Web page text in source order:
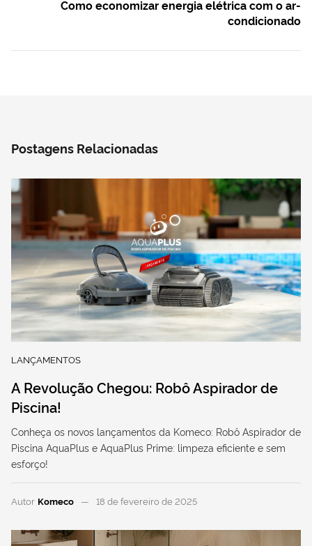
Como economizar energia elétrica com o ar-
condicionado
Postagens Relacionadas
LANÇAMENTOS
A Revolução Chegou: Robô Aspirador de
Piscina!
Conheça os novos lançamentos da Komeco: Robô Aspirador de
Piscina AquaPlus e AquaPlus Prime: limpeza eficiente e sem
esforço!
Autor Komeco 18 de fevereiro de 2025